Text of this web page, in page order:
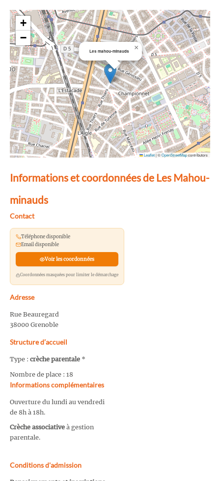
Les mahou-minauds ×
+
−
Leaflet|©OpenStreetMapcontributors
Informations et coordonnées de Les Mahou-
minauds
Contact
Téléphone disponible
Email disponible
Voir les coordonnées
Coordonnées masquées pour limiter le démarchage
Adresse
Rue Beauregard
38000 Grenoble
Structure d’accueil
Type : crèche parentale *
Nombre de place : 18
Informations complémentaires
Ouverture du lundi au vendredi
de 8h à 18h.
Crèche associative à gestion
parentale.
Conditions d'admission